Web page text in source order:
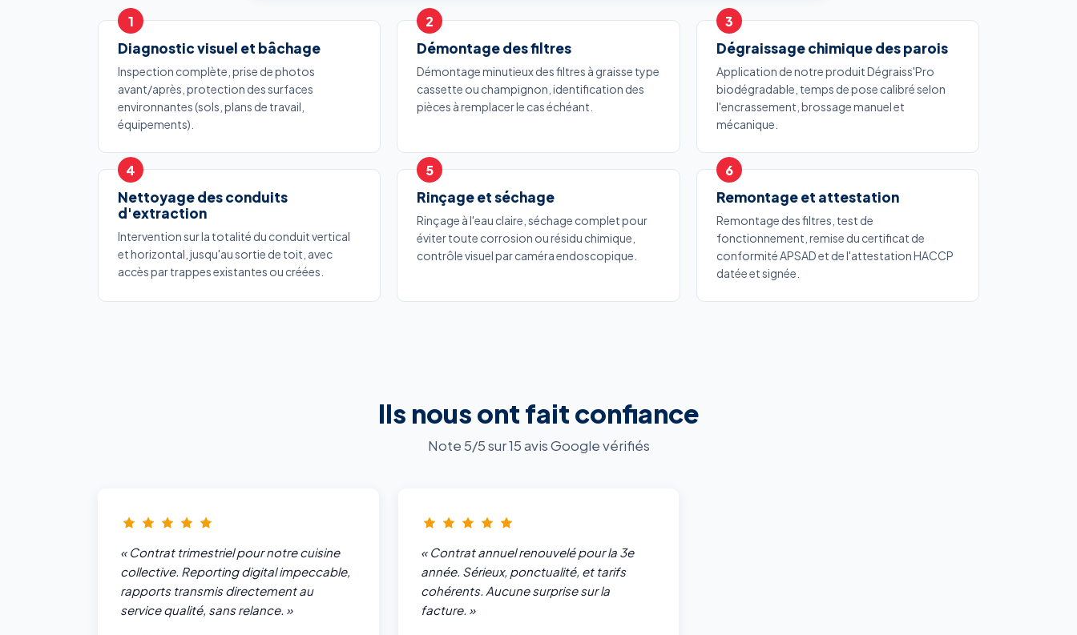
Diagnostic visuel et bâchage
Inspection complète, prise de photos
avant/après, protection des surfaces
environnantes (sols, plans de travail,
équipements).
Démontage des filtres
Démontage minutieux des filtres à graisse type
cassette ou champignon, identification des
pièces à remplacer le cas échéant.
Dégraissage chimique des parois
Application de notre produit Dégraiss'Pro
biodégradable, temps de pose calibré selon
l'encrassement, brossage manuel et
mécanique.
Nettoyage des conduits
d'extraction
Intervention sur la totalité du conduit vertical
et horizontal, jusqu'au sortie de toit, avec
accès par trappes existantes ou créées.
Rinçage et séchage
Rinçage à l'eau claire, séchage complet pour
éviter toute corrosion ou résidu chimique,
contrôle visuel par caméra endoscopique.
Remontage et attestation
Remontage des filtres, test de
fonctionnement, remise du certificat de
conformité APSAD et de l'attestation HACCP
datée et signée.
Ils nous ont fait confiance
Note 5/5 sur 15 avis Google vérifiés
« Contrat trimestriel pour notre cuisine
collective. Reporting digital impeccable,
rapports transmis directement au
service qualité, sans relance. »
« Contrat annuel renouvelé pour la 3e
année. Sérieux, ponctualité, et tarifs
cohérents. Aucune surprise sur la
facture. »